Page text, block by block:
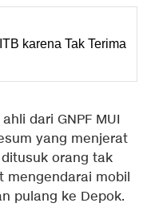
karena Tak Terima
dari GNPF MUI
yang menjerat
ditusuk orang tak
mengendarai mobil
pulang ke Depok.